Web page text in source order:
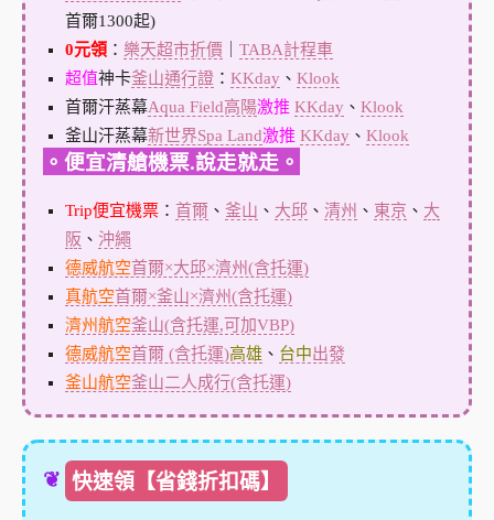
首爾1300起)
0元領： 樂天超市折價
TABA計程車
超值神卡釜山通行證： KKday 、 Klook
首爾汗蒸幕Aqua Field高陽激推 KKday 、 Klook
釜山汗蒸幕新世界Spa Land激推 KKday 、 Klook
。便宜清艙機票.說走就走。
Trip便宜機票： 首爾 、 釜山 、 大邱 、 清州 、 東京 、 大
阪 、 沖繩
德威航空首爾×大邱×濟州(含托運)
真航空首爾×釜山×濟州(含托運)
濟州航空釜山(含托運,可加VBP)
德威航空首爾 (含托運)高雄 、 台中出發
釜山航空釜山二人成行(含托運)
❦ 快速領【省錢折扣碼】